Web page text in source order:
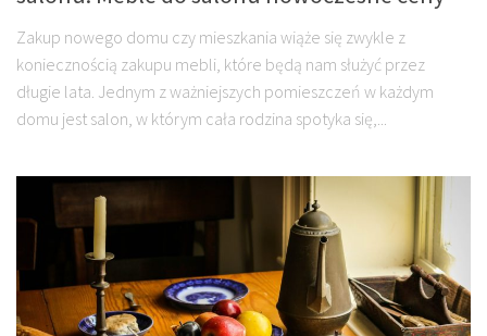
Zakup nowego domu czy mieszkania wiąże się zwykle z
koniecznością zakupu mebli, które będą nam służyć przez
długie lata. Jednym z ważniejszych pomieszczeń w każdym
domu jest salon, w którym cała rodzina spotyka się,...